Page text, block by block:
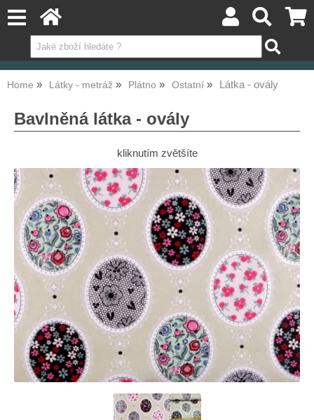
Home Látky - metráž Plátno Ostatní Látka - ovály
Bavlněná látka - ovály
kliknutím zvětšíte